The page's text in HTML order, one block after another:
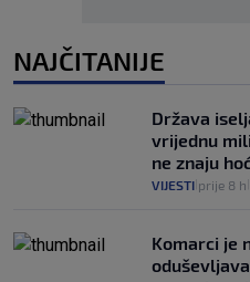
NAJČITANIJE
Država
vrijednu
ne znaju
VIJESTI prije 8 h
Komarci je